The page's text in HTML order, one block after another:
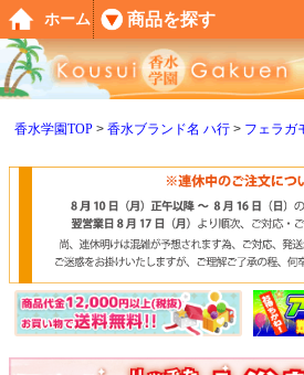
香水学園TOP 香水ブランド名 ハ行 フェラガ
ホーム 商品を探す